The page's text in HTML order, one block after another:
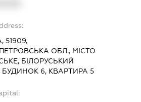
51909,
ОБЛ., МІСТО
БІЛОРУСЬКИЙ
БУДИНОК 6, КВАРТИРА 5